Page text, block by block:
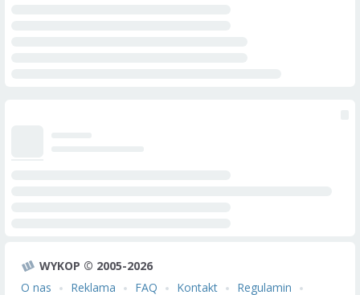
WYKOP © 2005-2026
O nas
Reklama FAQ Kontakt Regulamin